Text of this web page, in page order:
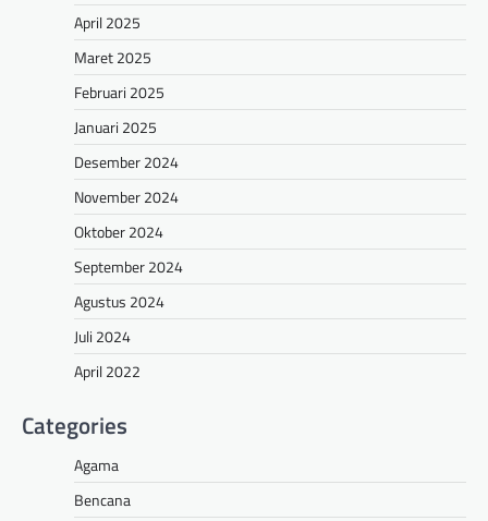
April 2025
Maret 2025
Februari 2025
Januari 2025
Desember 2024
November 2024
Oktober 2024
September 2024
Agustus 2024
Juli 2024
April 2022
Categories
Agama
Bencana